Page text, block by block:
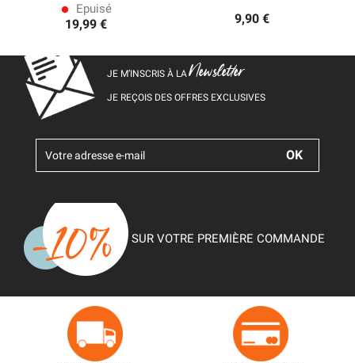
lens Epuisé
19,99 € 9,90 €
JE M’INSCRIS À LANewsletter
JE REÇOIS DES OFFRES EXCLUSIVES
SUR VOTRE PREMIÈRE COMMANDE